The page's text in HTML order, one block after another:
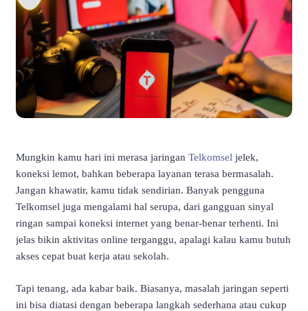
Mungkin kamu hari ini merasa jaringan Telkomsel jelek,
koneksi lemot, bahkan beberapa layanan terasa bermasalah.
Jangan khawatir, kamu tidak sendirian. Banyak pengguna
Telkomsel juga mengalami hal serupa, dari gangguan sinyal
ringan sampai koneksi internet yang benar-benar terhenti. Ini
jelas bikin aktivitas online terganggu, apalagi kalau kamu butuh
akses cepat buat kerja atau sekolah.
Tapi tenang, ada kabar baik. Biasanya, masalah jaringan seperti
ini bisa diatasi dengan beberapa langkah sederhana atau cukup